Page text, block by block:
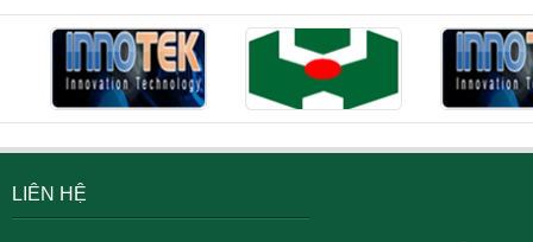
LIÊN HỆ